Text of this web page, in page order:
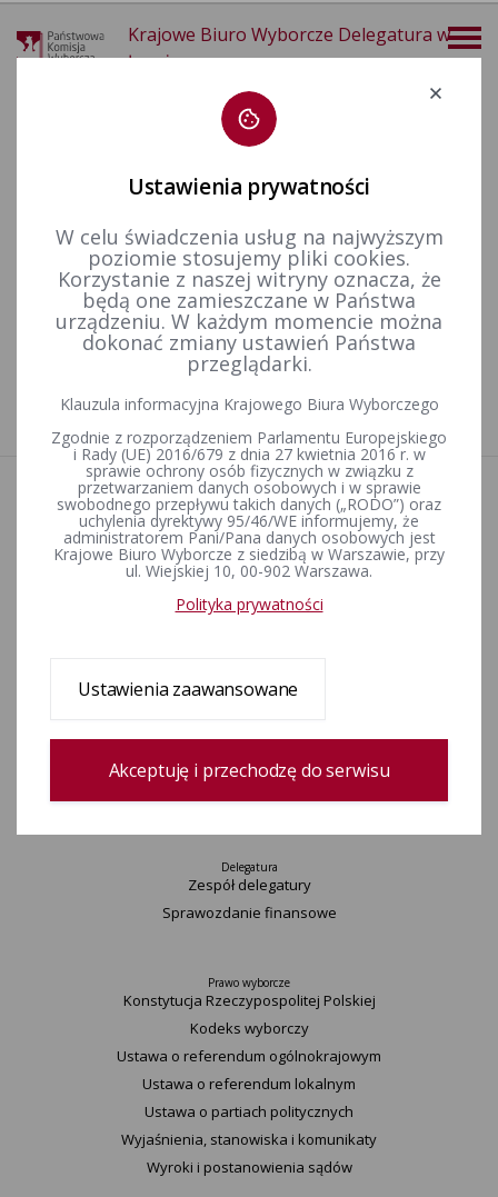
Krajowe Biuro Wyborcze Delegatura w
Łomży
Sprawozdania finansowe
Aktualności
Wydarzenia
Informacje
Wyjaśnienia, stanowiska, komunikaty
Uchwały
Okręgi wyborcze i obwody głosowania
Archiwum
Delegatura
Zespół delegatury
Sprawozdanie finansowe
Prawo wyborcze
Konstytucja Rzeczypospolitej Polskiej​
Kodeks wyborczy
Ustawa o referendum ogólnokrajowym
Ustawa o referendum lokalnym
Ustawa o partiach politycznych
Wyjaśnienia, stanowiska i komunikaty
Wyroki i postanowienia sądów
Ustawienia prywatności
W celu świadczenia usług na najwyższym
poziomie stosujemy pliki cookies.
Korzystanie z naszej witryny oznacza, że
będą one zamieszczane w Państwa
urządzeniu. W każdym momencie można
dokonać zmiany ustawień Państwa
przeglądarki.
Klauzula informacyjna Krajowego Biura Wyborczego
Zgodnie z rozporządzeniem Parlamentu Europejskiego
i Rady (UE) 2016/679 z dnia 27 kwietnia 2016 r. w
sprawie ochrony osób fizycznych w związku z
przetwarzaniem danych osobowych i w sprawie
swobodnego przepływu takich danych („RODO”) oraz
uchylenia dyrektywy 95/46/WE informujemy, że
administratorem Pani/Pana danych osobowych jest
Krajowe Biuro Wyborcze z siedzibą w Warszawie, przy
ul. Wiejskiej 10, 00-902 Warszawa.
Polityka prywatności
Ustawienia zaawansowane
Akceptuję i przechodzę do serwisu